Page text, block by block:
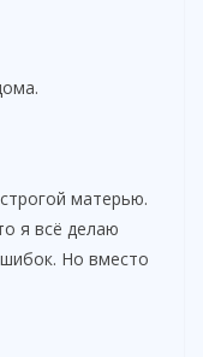
матерью.
я всё делаю
Но вместо